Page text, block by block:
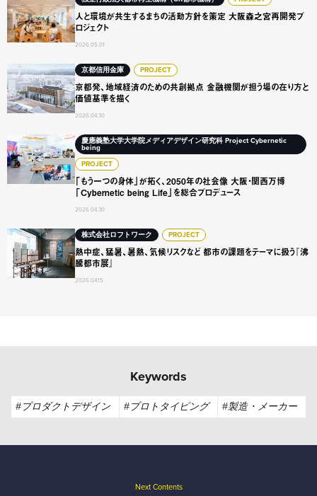
人と環境が共生するまちの活動方針を策定 大阪森之宮再開発プ
ロジェクト
2026.05.01
京都信用金庫 PROJECT
京都発、地域経済のための共創拠点 金融機関が担う場の在り方と
価値基準を描く
2026.04.30
京都発、地域経済のための共創拠点 金融機関が担う場の在
慶應義塾大学大学院メディアデザイン研究科 Project Cybernetic
being
PROJECT
「もう一つの身体」が拓く、2050年の社会像 大阪・関西万博
「Cybernetic being Life」を総合プロデュース
2026.04.30
「もう一つの身体」が拓く、2050年の社会像 大阪・関西
株式会社ロフトワーク PROJECT
熱中症、猛暑、暑熱、気候リスクなど 都市の課題をテーマに扱う『沸
騰都市展』
2026.04.15
熱中症、猛暑、暑熱、気候リスクなど 都市の課題をテーマ
Keywords
#プロダクトデザイン #プロトタイピング #製造・メーカー
Next Contents